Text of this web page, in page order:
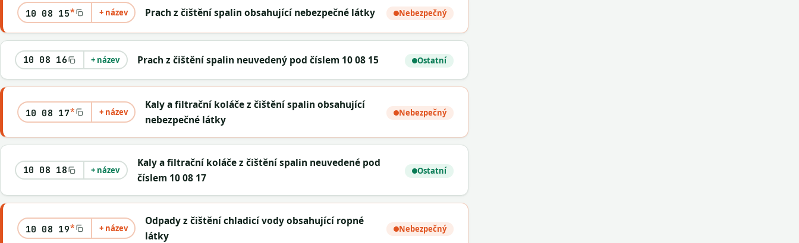
10 08 15* + název Prach z čištění spalin obsahující nebezpečné látky Nebezpečný
10 08 16 + název Prach z čištění spalin neuvedený pod číslem 10 08 15 Ostatní
10 08 17* + název
Kaly a filtrační koláče z čištění spalin obsahující
nebezpečné látky
Nebezpečný
10 08 18 + název
Kaly a filtrační koláče z čištění spalin neuvedené pod
číslem 10 08 17
Ostatní
10 08 19* + název
Odpady z čištění chladicí vody obsahující ropné
látky
Nebezpečný